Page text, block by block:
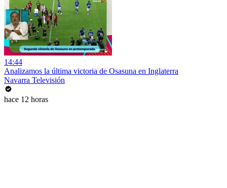
14:44
Analizamos la última victoria de Osasuna en Inglaterra
Navarra Televisión
hace 12 horas